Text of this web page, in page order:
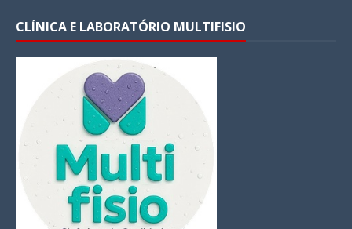
CLÍNICA E LABORATÓRIO MULTIFISIO